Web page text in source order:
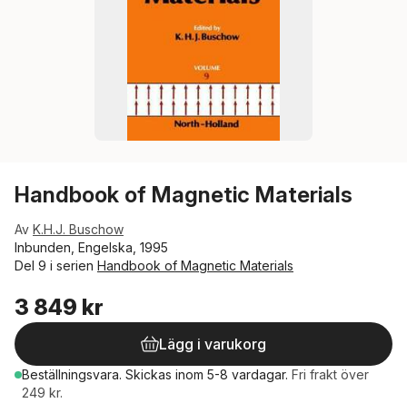
Handbook of Magnetic Materials
Av K.H.J. Buschow
Inbunden, Engelska, 1995
Del 9 i serien Handbook of Magnetic Materials
3 849 kr
Lägg i varukorg
Beställningsvara. Skickas inom 5-8 vardagar. Fri frakt över
249 kr.